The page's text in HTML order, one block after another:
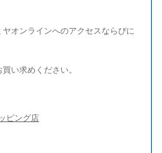
オンラインへのアクセスならびに
い求めください。
ピング店